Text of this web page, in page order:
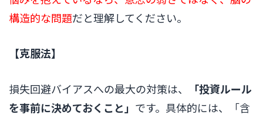
構造的な問題だと理解してください。
【克服法】
損失回避バイアスへの最大の対策は、
「投資ルール
を事前に決めておくこと」 です。具体的には、「含